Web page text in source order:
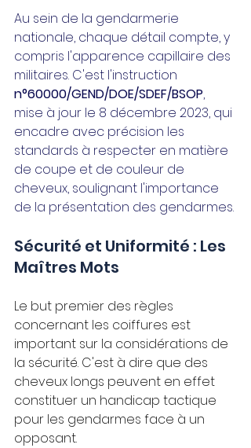
Au sein de la gendarmerie
nationale, chaque détail compte, y
compris l'apparence capillaire des
militaires. C'est l'instruction
n°60000/GEND/DOE/SDEF/BSOP,
mise à jour le 8 décembre 2023, qui
encadre avec précision les
standards à respecter en matière
de coupe et de couleur de
cheveux, soulignant l'importance
de la présentation des gendarmes.
Sécurité et Uniformité : Les
Maîtres Mots
Le but premier des règles
concernant les coiffures est
important sur la considérations de
la sécurité. C'est à dire que des
cheveux longs peuvent en effet
constituer un handicap tactique
pour les gendarmes face à un
opposant.